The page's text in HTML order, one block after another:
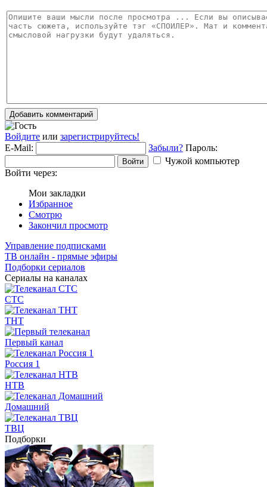
Добавить комментарий
Войдите или зарегистрируйтесь!
E-Mail:
Забыли? Пароль:
Войти
Чужой компьютер
Войти через:
Мои закладки
Избранное
Смотрю
Закончил просмотр
Управление подписками
ТВ онлайн - прямые эфиры
Подборки сериалов
Сериалы на каналах
СТС
ТНТ
Первый канал
Россия 1
НТВ
Домашний
ТВЦ
Подборки